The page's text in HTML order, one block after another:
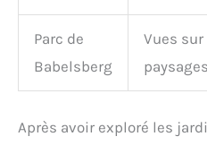
Parc de
Babelsberg
Vues
Après avoir exploré les